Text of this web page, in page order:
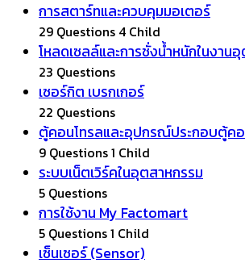
การสตาร์ทและควบคุมมอเตอร์
29 Questions 4 Child
โหลดเซลล์และการชั่งน้ำหนักในงาน
23 Questions
เซอร์กิต เบรกเกอร์
22 Questions
ตู้คอนโทรลและอุปกรณ์ประกอบตู้ค
9 Questions1 Child
ระบบเน็ตเวิร์คในอุตสาหกรรม
5 Questions
การใช้งาน My Factomart
5 Questions1 Child
เซ็นเซอร์ (Sensor)